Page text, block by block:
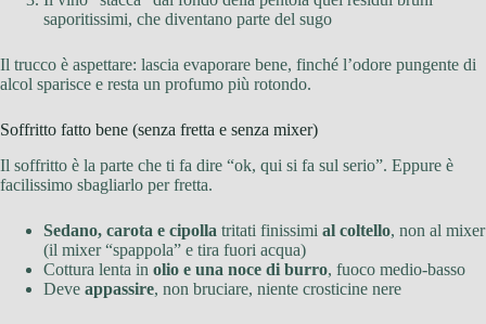
saporitissimi, che diventano parte del sugo
Il trucco è aspettare: lascia evaporare bene, finché l’odore pungente di
alcol sparisce e resta un profumo più rotondo.
Soffritto fatto bene (senza fretta e senza mixer)
Il soffritto è la parte che ti fa dire “ok, qui si fa sul serio”. Eppure è
facilissimo sbagliarlo per fretta.
Sedano, carota e cipolla tritati finissimi al coltello, non al mixer
(il mixer “spappola” e tira fuori acqua)
Cottura lenta in olio e una noce di burro, fuoco medio-basso
Deve appassire, non bruciare, niente crosticine nere